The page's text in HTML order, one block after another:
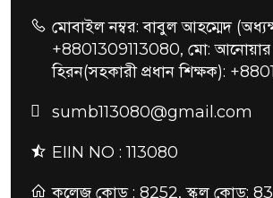
মোবাইল নম্বর: বাবুল আহম্মেদ
+8801309113080, মো: আনোয়ার
হিরন(সহকারী প্রধান শিক্ষক):
sumb113080@gmail.com
EIIN NO : 113080
কলেজ কোড : 8252, স্কুল কোড: